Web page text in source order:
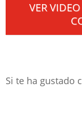
VER
Si te ha gustado